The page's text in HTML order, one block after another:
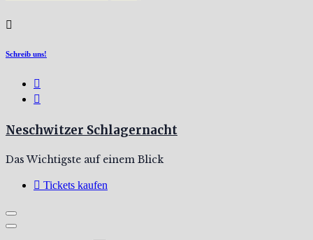
Schreib uns!
Neschwitzer Schlagernacht
Das Wichtigste auf einem Blick
Tickets kaufen